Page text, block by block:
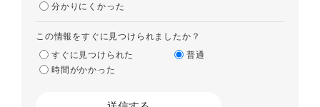
分かりにくかった
この情報をすぐに見つけられましたか？
すぐに見つけられた
普通
時間がかかった